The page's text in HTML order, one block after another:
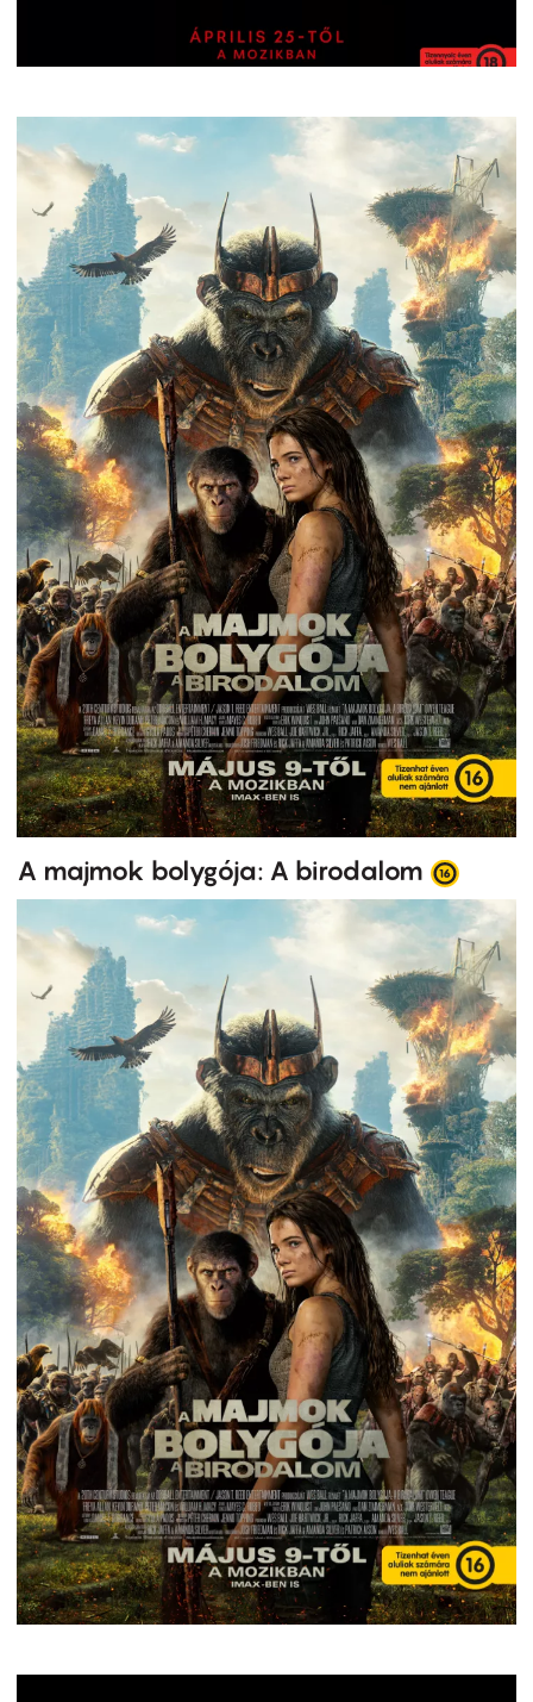
A majmok bolygója: A birodalom